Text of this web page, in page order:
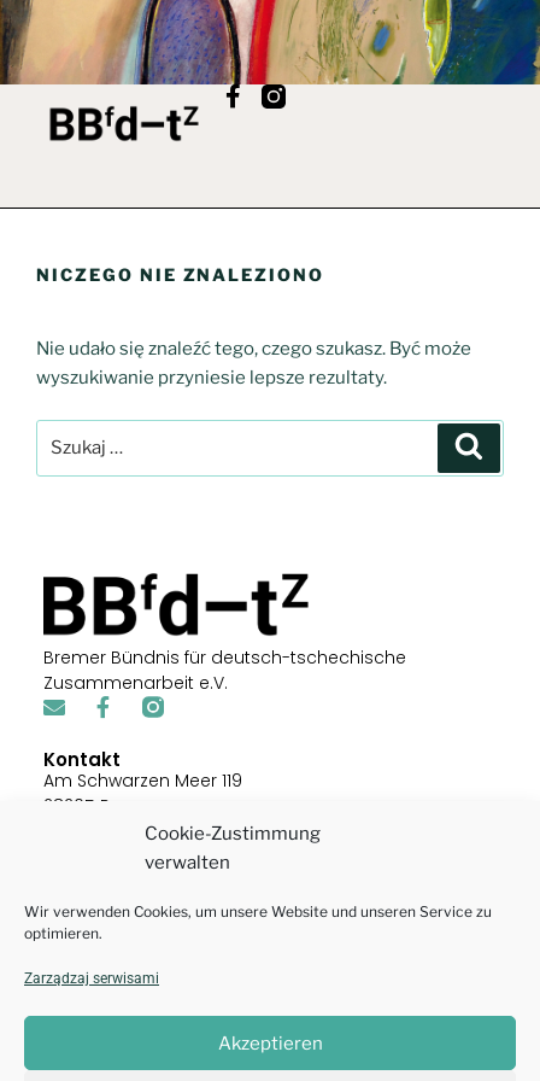
Cookie-Zustimmung
verwalten
Wir verwenden Cookies, um unsere Website und unseren Service zu
optimieren.
Zarządzaj serwisami
Akzeptieren
NICZEGO NIE ZNALEZIONO
Nie udało się znaleźć tego, czego szukasz. Być może
wyszukiwanie przyniesie lepsze rezultaty.
Bremer Bündnis für deutsch-tschechische
Zusammenarbeit e.V.
Kontakt
Am Schwarzen Meer 119
28205 Bremen
E-Mail: office@bremer-buendnis.de